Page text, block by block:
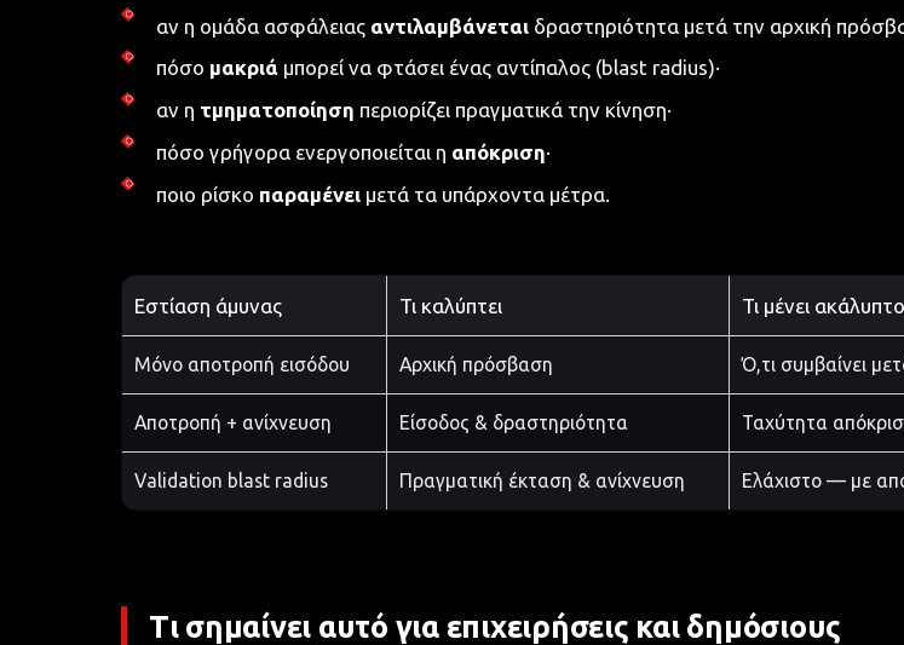
αν η ομάδα ασφάλειας αντιλαμβάνεται δραστηριότητα μετά την αρχική
πόσο μακριάμπορεί να φτάσει ένας αντίπαλος (blast radius)·
αν η τμηματοποίηση περιορίζει πραγματικά την κίνηση·
πόσο γρήγορα ενεργοποιείται η απόκριση·
ποιο ρίσκο παραμένει μετά τα υπάρχοντα μέτρα.
Εστίαση άμυνας Τι καλύπτει Τι μένει ακάλυπτο
Μόνο αποτροπή εισόδου Αρχική πρόσβαση Ό,τι συμβαίνει
Αποτροπή + ανίχνευση Είσοδος & δραστηριότητα Ταχύτητα
Validation blast radius Πραγματική έκταση & ανίχνευση Ελάχιστο — με
Τι σημαίνει αυτό για επιχειρήσεις και δημόσιους